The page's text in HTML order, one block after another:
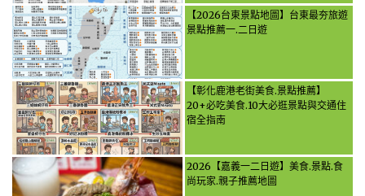
【2026台東景點地圖】台東最夯旅遊
景點推薦一.二日遊
【彰化鹿港老街美食.景點推薦】
20+必吃美食.10大必逛景點與交通住
宿全指南
2026【嘉義一二日遊】美食.景點.食
尚玩家.親子推薦地圖